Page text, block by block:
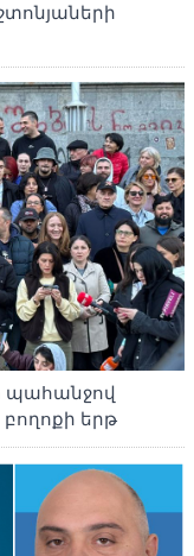
պահանջով
երթ